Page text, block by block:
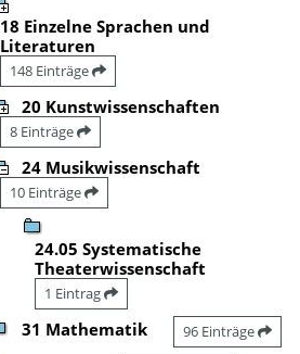
18 Einzelne Sprachen und
Literaturen
148 Einträge
20 Kunstwissenschaften
8 Einträge
24 Musikwissenschaft
10 Einträge
24.05 Systematische
Theaterwissenschaft
1 Eintrag
31 Mathematik 96 Einträge